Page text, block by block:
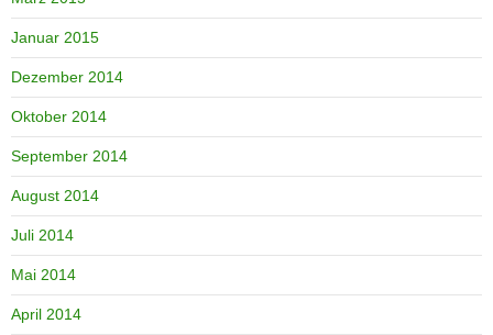
Januar 2015
Dezember 2014
Oktober 2014
September 2014
August 2014
Juli 2014
Mai 2014
April 2014